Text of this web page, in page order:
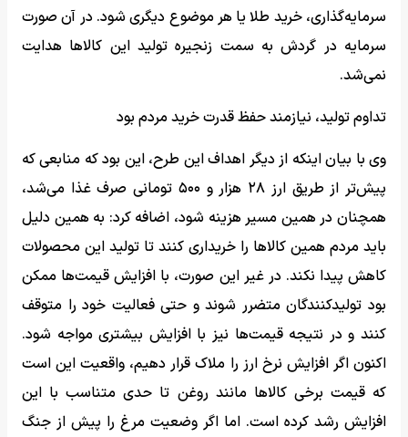
سرمایه‌گذاری، خرید طلا یا هر موضوع دیگری شود. در آن صورت
سرمایه در گردش به سمت زنجیره تولید این کالاها هدایت
نمی‌شد.
تداوم تولید، نیازمند حفظ قدرت خرید مردم بود
وی با بیان اینکه از دیگر اهداف این طرح، این بود که منابعی که
پیش‌تر از طریق ارز ۲۸ هزار و ۵۰۰ تومانی صرف غذا می‌شد،
همچنان در همین مسیر هزینه شود، اضافه کرد: به همین دلیل
باید مردم همین کالاها را خریداری کنند تا تولید این محصولات
کاهش پیدا نکند. در غیر این صورت، با افزایش قیمت‌ها ممکن
بود تولیدکنندگان متضرر شوند و حتی فعالیت خود را متوقف
کنند و در نتیجه قیمت‌ها نیز با افزایش بیشتری مواجه شود.
اکنون اگر افزایش نرخ ارز را ملاک قرار دهیم، واقعیت این است
که قیمت برخی کالاها مانند روغن تا حدی متناسب با این
افزایش رشد کرده است. اما اگر وضعیت مرغ را پیش از جنگ